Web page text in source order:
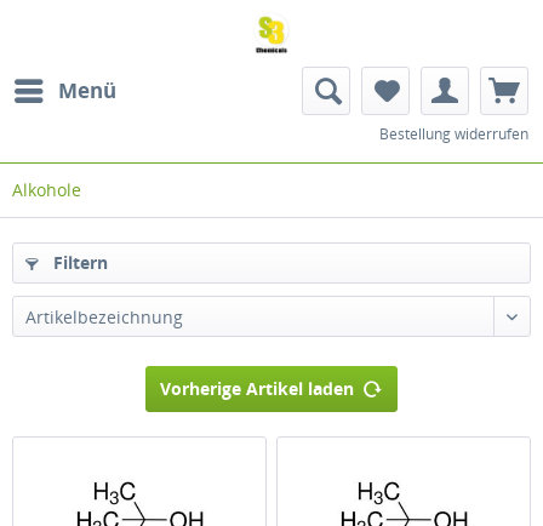
Menü
Bestellung widerrufen
Alkohole
Filtern
Artikelbezeichnung
Vorherige Artikel laden